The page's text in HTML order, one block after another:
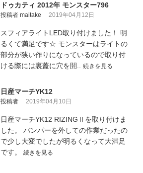
ドゥカティ 2012年 モンスター796
投稿者 maitake 2019年04月12日
スフィアライトLED取り付けました！ 明
るくて満足です☆ モンスターはライトの
部分が狭い作りになっているので取り付
ける際には裏蓋に穴を開.. 続きを見る
日産マーチYK12
投稿者 2019年04月10日
日産マーチYK12 RIZINGⅡを取り付けま
した。 バンパーを外しての作業だったの
で少し大変でしたが明るくなって大満足
です。 続きを見る